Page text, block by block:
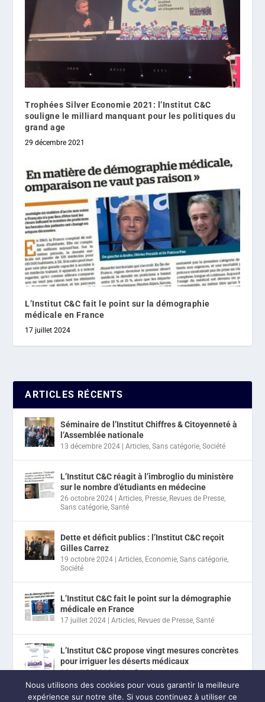
Trophées Silver Economie 2021: l’Institut C&C
souligne le milliard manquant pour les politiques du
grand age
29 décembre 2021
L’Institut C&C fait le point sur la démographie
médicale en France
17 juillet 2024
ARTICLES RÉCENTS
Séminaire de l’Institut Chiffres & Citoyenneté à
l’Assemblée nationale
13 décembre 2024 |Articles,Sans catégorie,Société
L’Institut C&C réagit à l’imbroglio du ministère
sur le nombre d’étudiants en médecine
26 octobre 2024 |Articles, Presse, Revues de Presse,
Sans catégorie,Santé
Dette et déficit publics : l’Institut C&C reçoit
Gilles Carrez
19 octobre 2024 |Articles, Economie,Sans catégorie,
Société
L’Institut C&C fait le point sur la démographie
médicale en France
17 juillet 2024 |Articles, Revues de Presse,Santé
L’Institut C&C propose vingt mesures concrètes
pour irriguer les déserts médicaux
14 avril 2024|Articles,Santé
Nous utilisons des cookies pour vous garantir la meilleure
expérience sur notre site. Si vous continuez à utiliser ce